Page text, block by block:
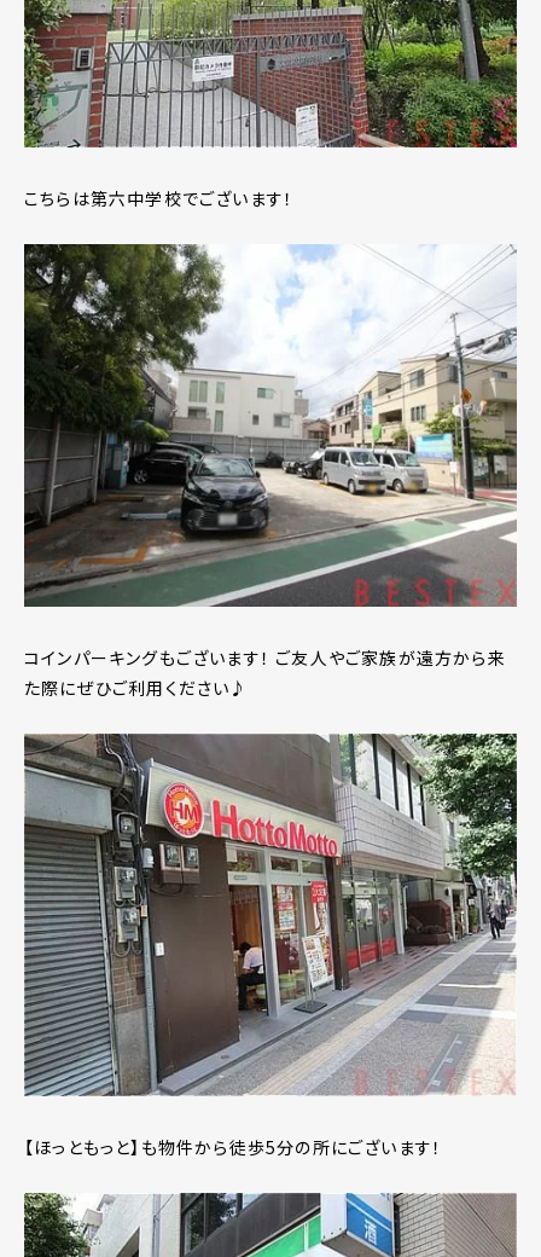
こちらは第六中学校でございます！
コインパーキングもございます！ ご友人やご家族が遠方から来
た際にぜひご利用ください♪
【ほっともっと】も物件から徒歩5分の所にございます！